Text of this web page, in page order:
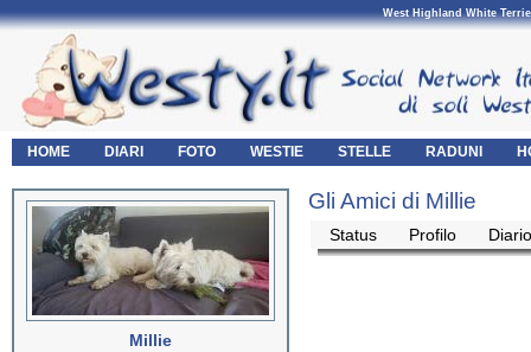
West Highland White
HOME DIARI FOTO WESTIE STELLE RADUNI
Millie
Gli Amici di Millie
Status Profilo Diario